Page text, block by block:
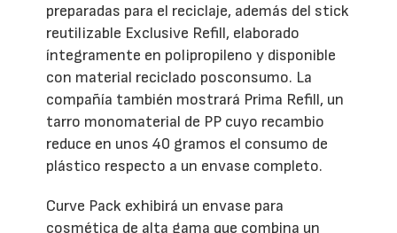
preparadas para el reciclaje, además del stick
reutilizable Exclusive Refill, elaborado
íntegramente en polipropileno y disponible
con material reciclado posconsumo. La
compañía también mostrará Prima Refill, un
tarro monomaterial de PP cuyo recambio
reduce en unos 40 gramos el consumo de
plástico respecto a un envase completo.
Curve Pack exhibirá un envase para
cosmética de alta gama que combina un